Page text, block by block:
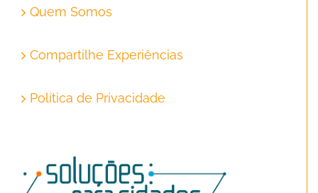
Quem Somos
Compartilhe Experiências
Política de Privacidade